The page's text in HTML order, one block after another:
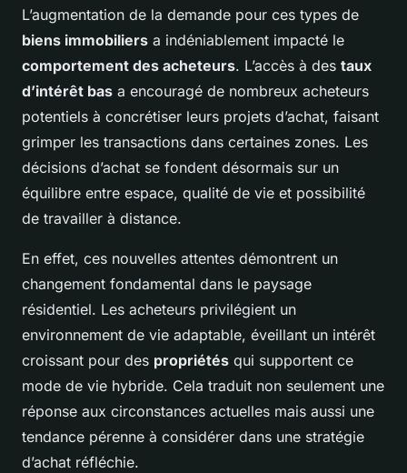
L’augmentation de la demande pour ces types de
biens immobiliers a indéniablement impacté le
comportement des acheteurs. L’accès à des taux
d’intérêt bas a encouragé de nombreux acheteurs
potentiels à concrétiser leurs projets d’achat, faisant
grimper les transactions dans certaines zones. Les
décisions d’achat se fondent désormais sur un
équilibre entre espace, qualité de vie et possibilité
de travailler à distance.
En effet, ces nouvelles attentes démontrent un
changement fondamental dans le paysage
résidentiel. Les acheteurs privilégient un
environnement de vie adaptable, éveillant un intérêt
croissant pour des propriétés qui supportent ce
mode de vie hybride. Cela traduit non seulement une
réponse aux circonstances actuelles mais aussi une
tendance pérenne à considérer dans une stratégie
d’achat réfléchie.